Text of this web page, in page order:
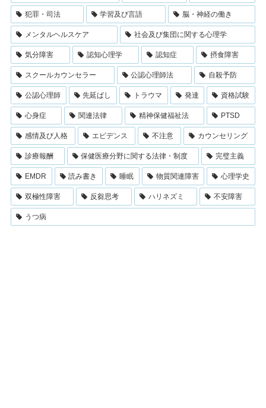
犯罪・司法 学習及び言語 脳・神経の働き
メンタルヘルスケア 社会及び集団に関する心理学
気分障害 認知心理学 認知症 摂食障害
スクールカウンセラー 公認心理師法 自殺予防
公認心理師 先延ばし トラウマ 発達 資格試験
心身症 関連法律 精神保健福祉法 PTSD
感情及び人格 エビデンス 不注意 カウンセリング
診療報酬 保健医療分野に関する法律・制度 完璧主義
EMDR 読み書き 睡眠 物質関連障害 心理学史
双極性障害 反芻思考 ハリネズミ 不安障害
うつ病